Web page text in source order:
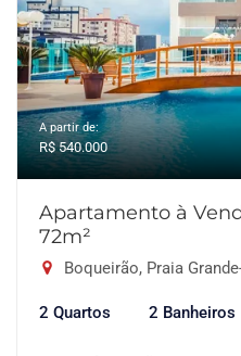
A partir de:
R$ 540.000
Apartamento à
72m²
Boqueirão, Praia
2 Quartos 2 Banheiros